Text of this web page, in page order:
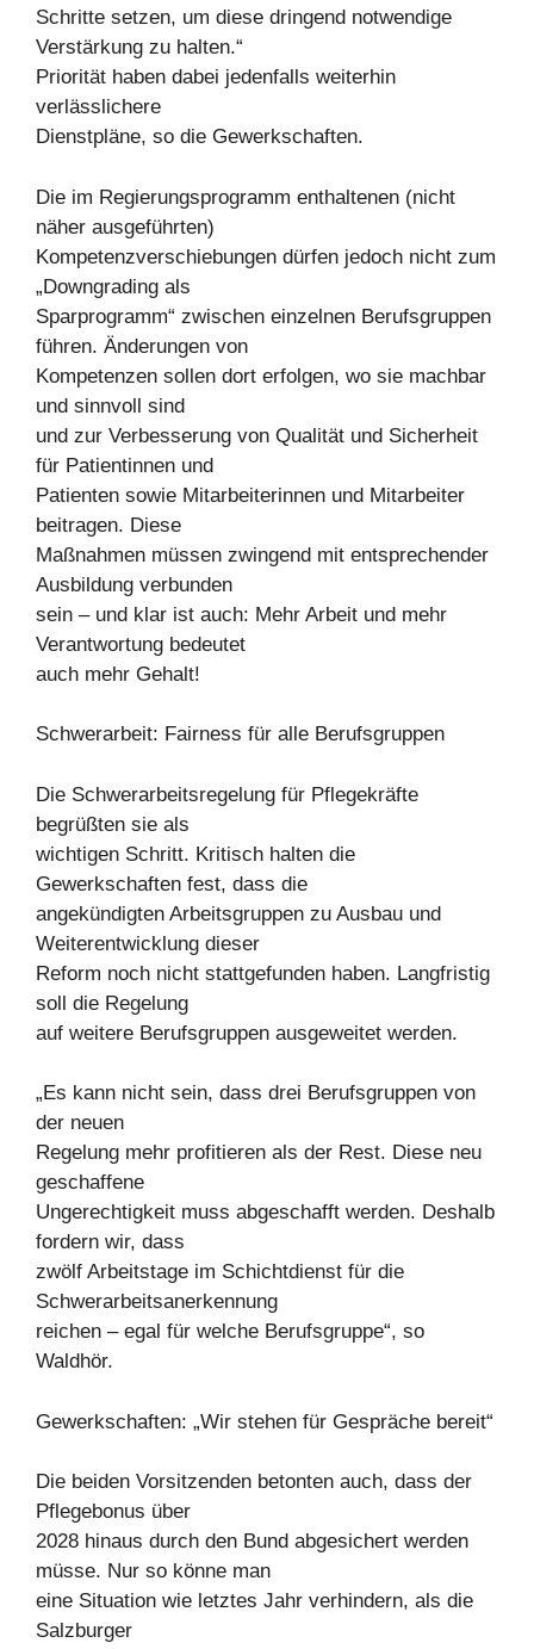
Schritte setzen, um diese dringend notwendige
Verstärkung zu halten.“
Priorität haben dabei jedenfalls weiterhin
verlässlichere
Dienstpläne, so die Gewerkschaften.
Die im Regierungsprogramm enthaltenen (nicht
näher ausgeführten)
Kompetenzverschiebungen dürfen jedoch nicht zum
„Downgrading als
Sparprogramm“ zwischen einzelnen Berufsgruppen
führen. Änderungen von
Kompetenzen sollen dort erfolgen, wo sie machbar
und sinnvoll sind
und zur Verbesserung von Qualität und Sicherheit
für Patientinnen und
Patienten sowie Mitarbeiterinnen und Mitarbeiter
beitragen. Diese
Maßnahmen müssen zwingend mit entsprechender
Ausbildung verbunden
sein – und klar ist auch: Mehr Arbeit und mehr
Verantwortung bedeutet
auch mehr Gehalt!
Schwerarbeit: Fairness für alle Berufsgruppen
Die Schwerarbeitsregelung für Pflegekräfte
begrüßten sie als
wichtigen Schritt. Kritisch halten die
Gewerkschaften fest, dass die
angekündigten Arbeitsgruppen zu Ausbau und
Weiterentwicklung dieser
Reform noch nicht stattgefunden haben. Langfristig
soll die Regelung
auf weitere Berufsgruppen ausgeweitet werden.
„Es kann nicht sein, dass drei Berufsgruppen von
der neuen
Regelung mehr profitieren als der Rest. Diese neu
geschaffene
Ungerechtigkeit muss abgeschafft werden. Deshalb
fordern wir, dass
zwölf Arbeitstage im Schichtdienst für die
Schwerarbeitsanerkennung
reichen – egal für welche Berufsgruppe“, so
Waldhör.
Gewerkschaften: „Wir stehen für Gespräche bereit“
Die beiden Vorsitzenden betonten auch, dass der
Pflegebonus über
2028 hinaus durch den Bund abgesichert werden
müsse. Nur so könne man
eine Situation wie letztes Jahr verhindern, als die
Salzburger